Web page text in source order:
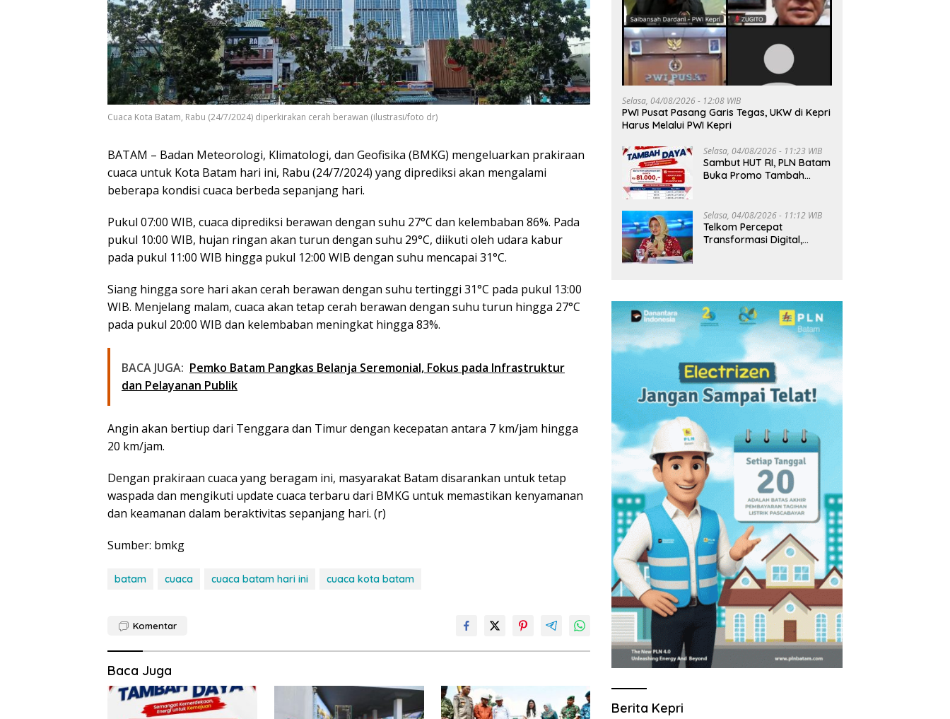
Cuaca Kota Batam, Rabu (24/7/2024) diperkirakan cerah berawan (ilustrasi/foto dr)
BATAM – Badan Meteorologi, Klimatologi, dan Geofisika (BMKG) mengeluarkan prakiraan
cuaca untuk Kota Batam hari ini, Rabu (24/7/2024) yang diprediksi akan mengalami
beberapa kondisi cuaca berbeda sepanjang hari.
Pukul 07:00 WIB, cuaca diprediksi berawan dengan suhu 27°C dan kelembaban 86%. Pada
pukul 10:00 WIB, hujan ringan akan turun dengan suhu 29°C, diikuti oleh udara kabur
pada pukul 11:00 WIB hingga pukul 12:00 WIB dengan suhu mencapai 31°C.
Siang hingga sore hari akan cerah berawan dengan suhu tertinggi 31°C pada pukul 13:00
WIB. Menjelang malam, cuaca akan tetap cerah berawan dengan suhu turun hingga 27°C
pada pukul 20:00 WIB dan kelembaban meningkat hingga 83%.
BACA JUGA: Pemko Batam Pangkas Belanja Seremonial, Fokus pada Infrastruktur
dan Pelayanan Publik
Angin akan bertiup dari Tenggara dan Timur dengan kecepatan antara 7 km/jam hingga
20 km/jam.
Dengan prakiraan cuaca yang beragam ini, masyarakat Batam disarankan untuk tetap
waspada dan mengikuti update cuaca terbaru dari BMKG untuk memastikan kenyamanan
dan keamanan dalam beraktivitas sepanjang hari. (r)
Sumber: bmkg
batam cuaca cuaca batam hari ini cuaca kota batam
Komentar
Baca Juga
Selasa, 04/08/2026 - 12:08 WIB
PWI Pusat Pasang Garis Tegas, UKW di Kepri
Harus Melalui PWI Kepri
Selasa, 04/08/2026 - 11:23 WIB
Sambut HUT RI, PLN Batam
Buka Promo Tambah
Selasa, 04/08/2026 - 11:12 WIB
Telkom Percepat
Transformasi Digital,
Berita Kepri